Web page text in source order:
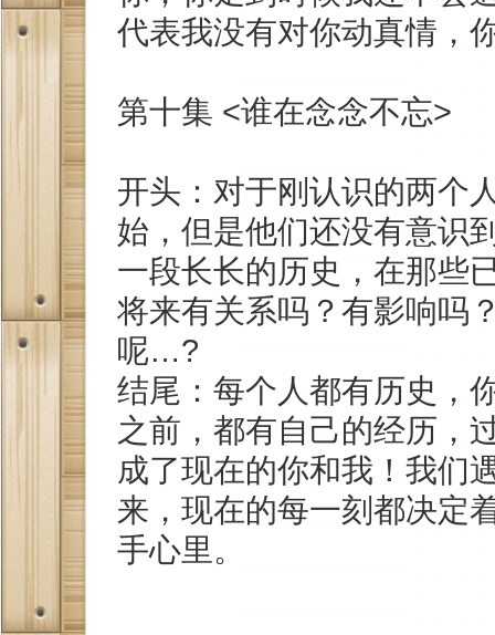
代表我没有对你动真情，
第十集 <谁在念念不忘>
开头：对于刚认识的两个
始，但是他们还没有意识
一段长长的历史，在那些
将来有关系吗？有影响吗
呢…?
结尾：每个人都有历史，
之前，都有自己的经历，
成了现在的你和我！我们
来，现在的每一刻都决定
手心里。